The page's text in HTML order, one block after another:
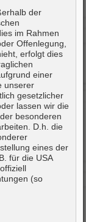
der
im Rahmen
Offenlegung,
erfolgt dies
einer
unserer
gesetzlicher
lassen wir die
besonderen
D.h. die
eines der
für die USA
(so